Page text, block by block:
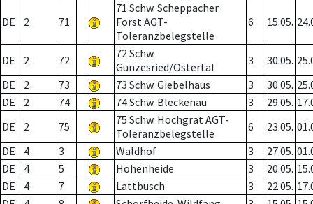
DE 2 71
71 Schw. Scheppacher
Forst AGT-
Toleranzbelegstelle
6 15.05.
DE 2 72
72 Schw.
Gunzesried/Ostertal
3 30.05.
DE
2 73 73 Schw. Giebelhaus 3 30.05.
DE
2 74 74 Schw. Bleckenau 3 29.05.
DE
2 75
75 Schw. Hochgrat AGT-
Toleranzbelegstelle
6 23.05.
DE
4 3 Waldhof 3 27.05.
DE
4 5 Hohenheide 3 20.05.
DE
4 7 Lattbusch 3 22.05.